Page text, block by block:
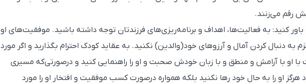
رقم می‌زنند‌.
کنید‌: به فعالیت‌ها‌، اهداف و برنامه‌ریزی‌های فرزندتان توجه داشته باشید‌. موفقیت‌های او
به دنبال کردن آمال و آرزوهای خود(والدین) نکنید. به عقاید کودک احترام بگذارید و اگر مورد
او با آرامش و منطق و با زبان خودش صحبت و او را راهنمایی کنید و درصورتی‌که مسیری
هرگز او را به حال خود رها نکنید بلکه همواره درصورت کسب موفقیت و افتخار او را مورد